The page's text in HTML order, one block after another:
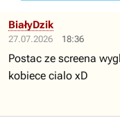
27.07.2026 18:36
BiałyDzik
Postac ze screena
kobiece cialo xD